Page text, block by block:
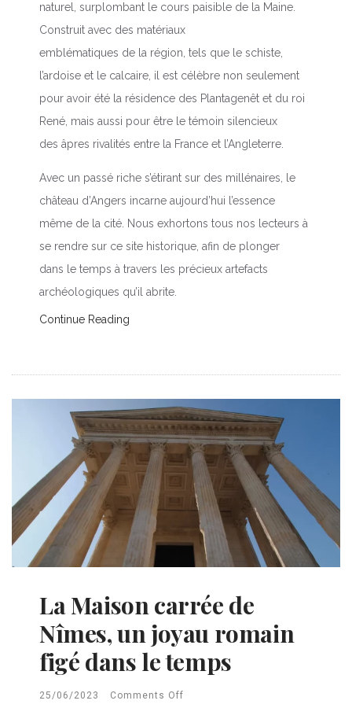
naturel, surplombant le cours paisible de la Maine.
Construit avec des matériaux
emblématiques de la région, tels que le schiste,
l’ardoise et le calcaire, il est célèbre non seulement
pour avoir été la résidence des Plantagenêt et du roi
René, mais aussi pour être le témoin silencieux
des âpres rivalités entre la France et l’Angleterre.
Avec un passé riche s’étirant sur des millénaires, le
château d’Angers incarne aujourd’hui l’essence
même de la cité. Nous exhortons tous nos lecteurs à
se rendre sur ce site historique, afin de plonger
dans le temps à travers les précieux artefacts
archéologiques qu’il abrite.
Continue Reading
La Maison carrée de
Nîmes, un joyau romain
figé dans le temps
25/06/2023 Comments Off